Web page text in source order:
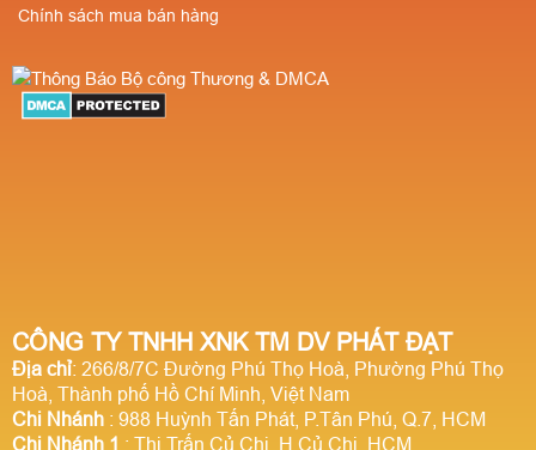
CÔNG TY TNHH XNK TM DV PHÁT ĐẠT
Địa chỉ: 266/8/7C Đường Phú Thọ Hoà, Phường Phú Thọ
Hoà, Thành phố Hồ Chí Minh, Việt Nam
Chi Nhánh : 988 Huỳnh Tấn Phát, P.Tân Phú, Q.7, HCM
Chi Nhánh 1 : Thị Trấn Củ Chi, H.Củ Chi, HCM
Chính sách mua bán hàng